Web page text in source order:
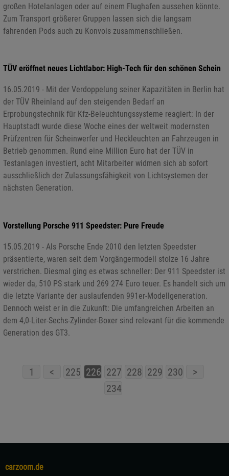
großen Hotelanlagen oder auf einem Flughafen aussehen könnte.
Zum Transport größerer Gruppen lassen sich die langsam
fahrenden Pods auch zu Konvois zusammenschließen.
TÜV eröffnet neues Lichtlabor: High-Tech für den schönen Schein
16.05.2019 - Mit der Verdoppelung seiner Kapazitäten in Berlin hat
der TÜV Rheinland auf den steigenden Bedarf an
Erprobungstechnik für Kfz-Beleuchtungssysteme reagiert: In der
Hauptstadt wurde diese Woche eines der weltweit modernsten
Prüfzentren für Scheinwerfer und Heckleuchten an Fahrzeugen in
Betrieb genommen. Rund eine Million Euro hat der TÜV in
Testanlagen investiert, acht Mitarbeiter widmen sich ab sofort
ausschließlich der Zulassungsfähigkeit von Lichtsystemen der
nächsten Generation.
Vorstellung Porsche 911 Speedster: Pure Freude
15.05.2019 - Als Porsche Ende 2010 den letzten Speedster
präsentierte, waren seit dem Vorgängermodell stolze 16 Jahre
verstrichen. Diesmal ging es etwas schneller: Der 911 Speedster ist
wieder da, 510 PS stark und 269 274 Euro teuer. Es handelt sich um
die letzte Variante der auslaufenden 991er-Modellgeneration.
Dennoch weist er in die Zukunft: Die umfangreichen Arbeiten an
dem 4,0-Liter-Sechs-Zylinder-Boxer sind relevant für die kommende
Generation des GT3.
1 < 225 226 227 228 229 230
>
234
carzoom.de